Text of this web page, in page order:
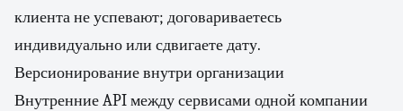
клиента не успевают; договариваетесь
индивидуально или сдвигаете дату.
Версионирование внутри организации
Внутренние API между сервисами одной компании